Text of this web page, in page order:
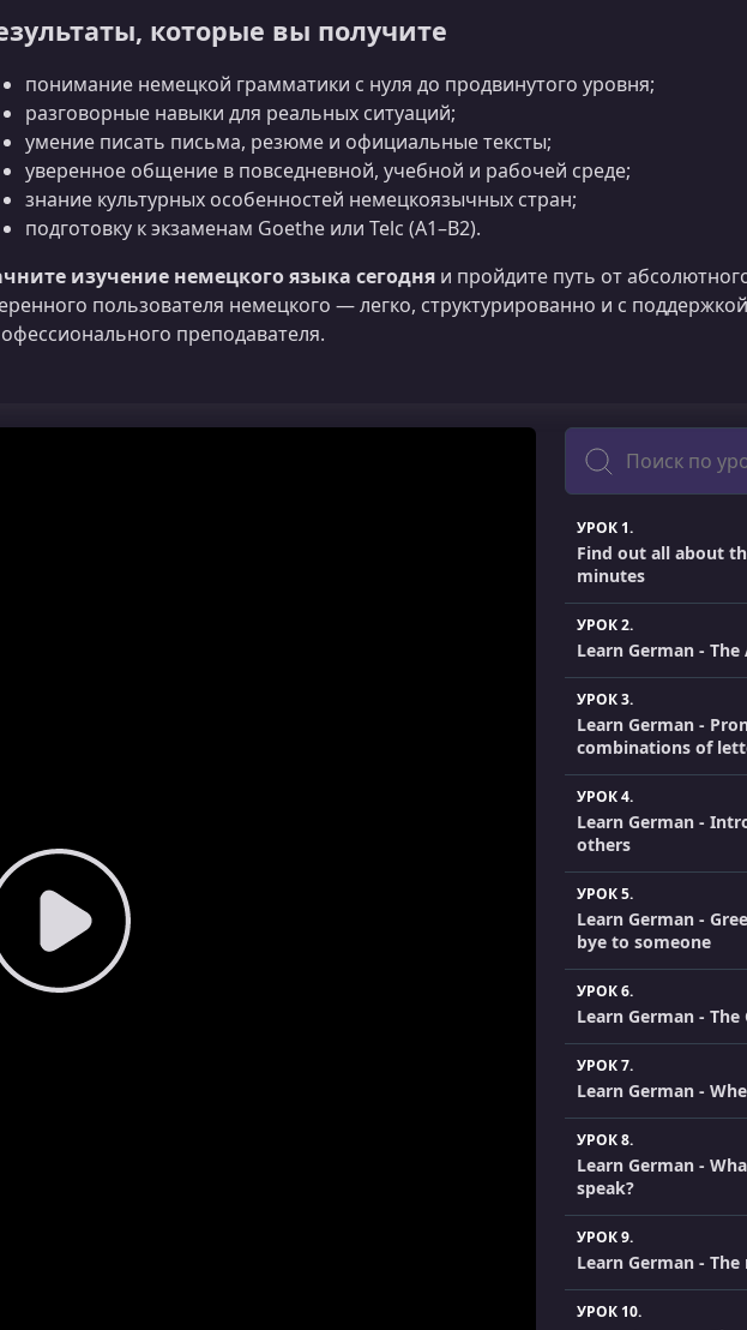
которые вы получите
понимание немецкой грамматики с нуля до продвинутого уровня;
разговорные навыки для реальных ситуаций;
умение писать письма, резюме и официальные тексты;
уверенное общение в повседневной, учебной и рабочей среде;
знание культурных особенностей немецкоязычных стран;
подготовку к экзаменам Goethe или Telc (A1–B2).
изучение немецкого языка сегодня и пройдите путь от
пользователя немецкого — легко, структурированно и с поддержкой
преподавателя.
Поиск
УРОК 1.
Find out all about
minutes
УРОК 2.
Learn German -
УРОК 3.
Learn German -
combinations of
УРОК 4.
Learn German -
others
УРОК 5.
Learn German -
bye to someone
УРОК 6.
Learn German -
УРОК 7.
Learn German -
УРОК 8.
Learn German -
speak?
УРОК 9.
Learn German -
УРОК 10.